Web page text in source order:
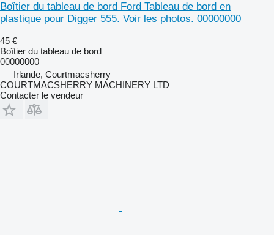
Boîtier du tableau de bord Ford Tableau de bord en
plastique pour Digger 555. Voir les photos. 00000000
45 €
Boîtier du tableau de bord
00000000
Irlande, Courtmacsherry
COURTMACSHERRY MACHINERY LTD
Contacter le vendeur